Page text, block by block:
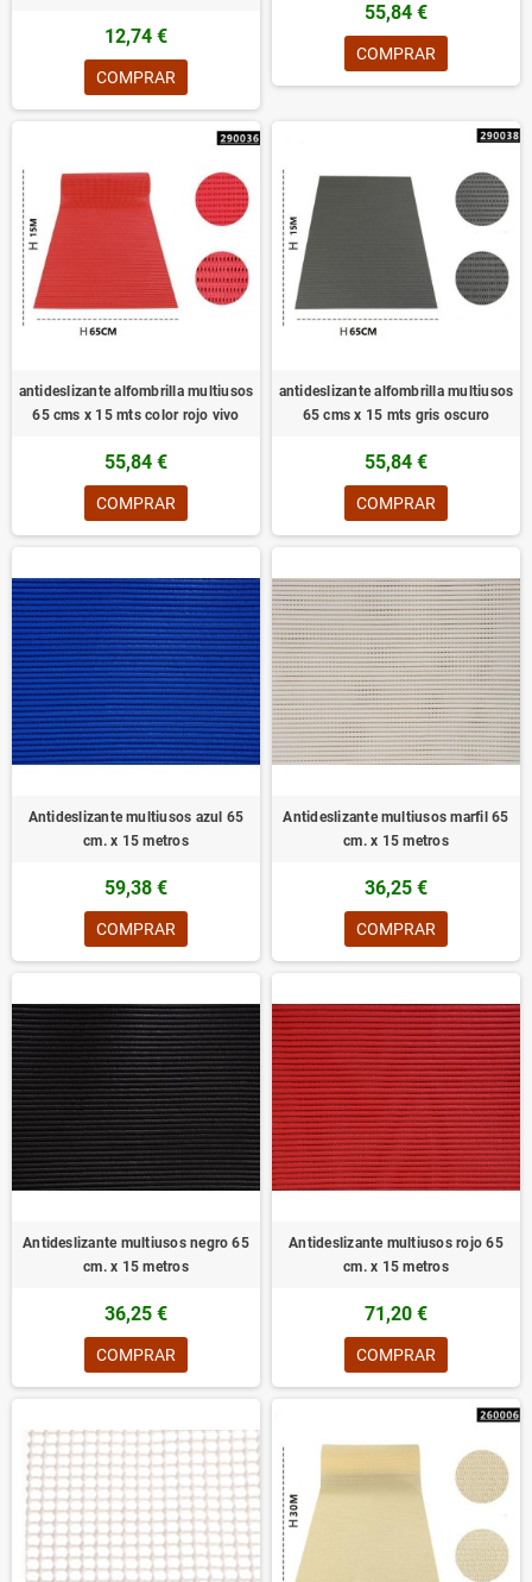
12,74 €
COMPRAR
55,84 €
COMPRAR
antideslizante alfombrilla multiusos
65 cms x 15 mts color rojo vivo
55,84 €
COMPRAR
antideslizante alfombrilla multiusos
65 cms x 15 mts gris oscuro
55,84 €
COMPRAR
Antideslizante multiusos azul 65
cm. x 15 metros
59,38 €
COMPRAR
Antideslizante multiusos marfil 65
cm. x 15 metros
36,25 €
COMPRAR
Antideslizante multiusos negro 65
cm. x 15 metros
36,25 €
COMPRAR
Antideslizante multiusos rojo 65
cm. x 15 metros
71,20 €
COMPRAR